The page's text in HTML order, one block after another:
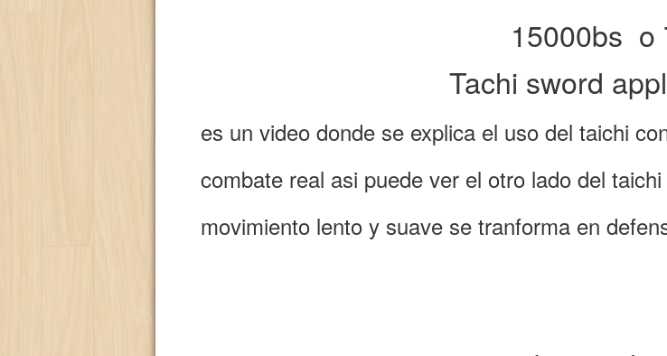
15000bs o
Tachi sword
es un video donde se explica el uso del taichi
combate real asi puede ver el otro lado del
movimiento lento y suave se tranforma en